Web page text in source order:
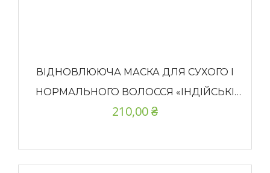
ВІДНОВЛЮЮЧА МАСКА ДЛЯ СУХОГО І
НОРМАЛЬНОГО ВОЛОССЯ «ІНДІЙСЬКІ
ТРАВИ & АПЕЛЬСИН»
210,00₴